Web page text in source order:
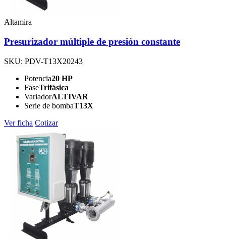
Altamira
Presurizador múltiple de presión constante
SKU: PDV-T13X20243
Potencia20 HP
FaseTrifásica
VariadorALTIVAR
Serie de bombaT13X
Ver ficha Cotizar